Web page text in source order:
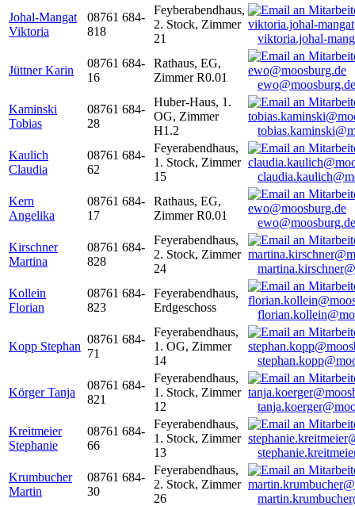
Johal-Mangat
Viktoria
08761 684-
818
Feyberabendhaus,
2. Stock, Zimmer
21
viktoria.johal-
Jüttner Karin
08761 684-
16
Rathaus, EG,
Zimmer R0.01
ewo@moosburg.de
Kaminski
Tobias
08761 684-
28
Huber-Haus, 1.
OG, Zimmer
H1.2
Kaulich
Claudia
08761 684-
62
Feyerabendhaus,
1. Stock, Zimmer
15
Kern
Angelika
08761 684-
17
Rathaus, EG,
Zimmer R0.01
ewo@moosburg.de
Kirschner
Martina
08761 684-
828
Feyerabendhaus,
2. Stock, Zimmer
24
Kollein
Florian
08761 684-
823
Feyerabendhaus,
Erdgeschoss
Kopp Stephan
08761 684-
71
Feyerabendhaus,
1. OG, Zimmer
14
Körger Tanja
08761 684-
821
Feyerabendhaus,
1. Stock, Zimmer
12
Kreitmeier
Stephanie
08761 684-
66
Feyerabendhaus,
1. Stock, Zimmer
13
Krumbucher
Martin
08761 684-
30
Feyerabendhaus,
2. Stock, Zimmer
26